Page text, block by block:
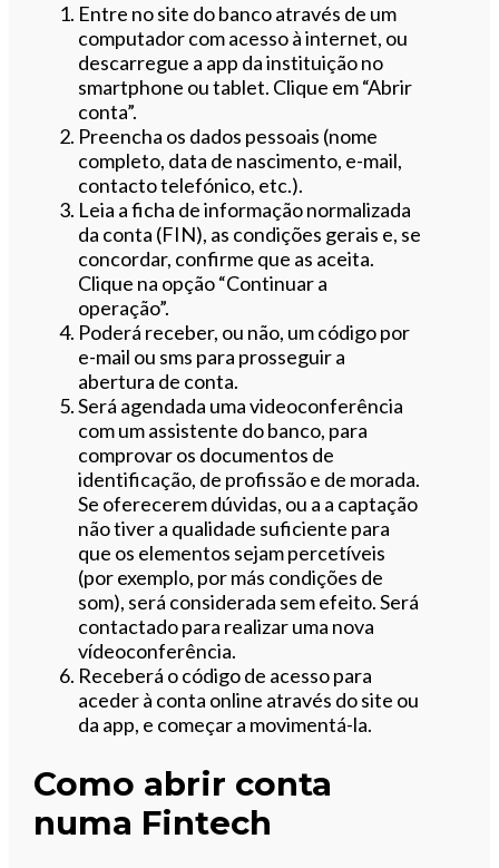
Entre no site do banco através de um
computador com acesso à internet, ou
descarregue a app da instituição no
smartphone ou tablet. Clique em “Abrir
conta”.
Preencha os dados pessoais (nome
completo, data de nascimento, e-mail,
contacto telefónico, etc.).
Leia a ficha de informação normalizada
da conta (FIN), as condições gerais e, se
concordar, confirme que as aceita.
Clique na opção “Continuar a
operação”.
Poderá receber, ou não, um código por
e-mail ou sms para prosseguir a
abertura de conta.
Será agendada uma videoconferência
com um assistente do banco, para
comprovar os documentos de
identificação, de profissão e de morada.
Se oferecerem dúvidas, ou a a captação
não tiver a qualidade suficiente para
que os elementos sejam percetíveis
(por exemplo, por más condições de
som), será considerada sem efeito. Será
contactado para realizar uma nova
vídeoconferência.
Receberá o código de acesso para
aceder à conta online através do site ou
da app, e começar a movimentá-la.
Como abrir conta
numa Fintech